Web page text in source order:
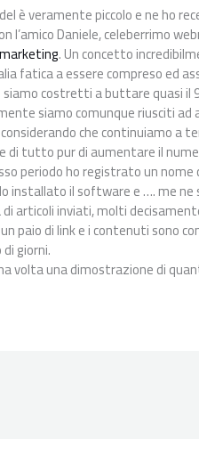
è veramente piccolo e ne ho
l’amico Daniele, celeberrimo
. Un concetto
fatica a essere compreso ed
costretti a buttare quasi il
siamo comunque riusciti
che continuiamo a
di tutto pur di aumentare il
periodo ho registrato un
installato il software e …. me
articoli inviati, molti
paio di link e i contenuti sono
giorni.
volta una dimostrazione di